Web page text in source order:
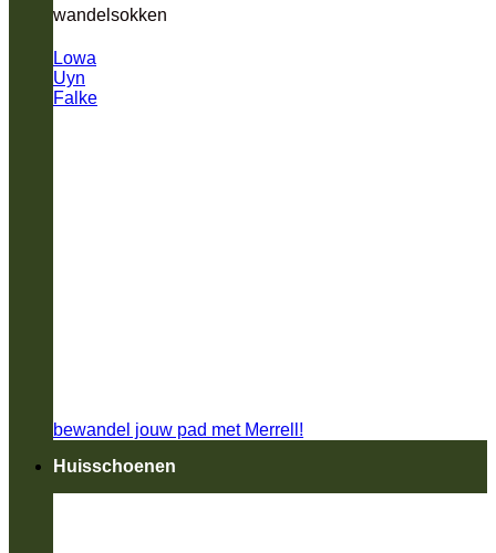
wandelsokken
Lowa
Uyn
Falke
bewandel jouw pad met Merrell!
Huisschoenen